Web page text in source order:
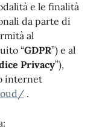
e le finalità
da parte di
al
“GDPR”) e al
Privacy”),
internet
.